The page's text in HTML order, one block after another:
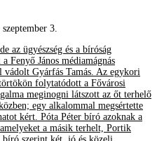
szeptember 3.
az ügyészség és a bíróság
Fenyő János médiamágnás
vádolt Gyárfás Tamás. Az egykori
folytatódott a Fővárosi
meginogni látszott az őt terhelő
egy alkalommal megsértette
kért. Póta Péter bíró azoknak a
a másik terhelt, Portik